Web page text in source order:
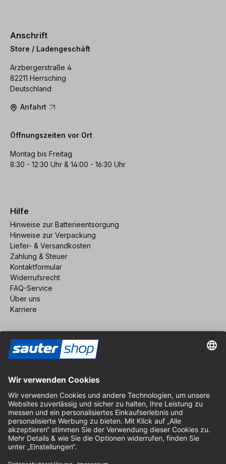
Anschrift
Store / Ladengeschäft
Arzbergerstraße 4
82211 Herrsching
Deutschland
Anfahrt
Öffnungszeiten vor Ort
Montag bis Freitag
8:30 - 12:30 Uhr & 14:00 - 16:30 Uhr
Hilfe
Hinweise zur Batterieentsorgung
Hinweise zur Verpackung
Liefer- & Versandkosten
Zahlung & Steuer
Kontaktformular
Widerrufsrecht
FAQ-Service
Über uns
Karriere
Impressum
AGB
Datenschutz
Cookie-Einstellungen